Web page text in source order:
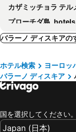
Hotel Villa Sirena -
ホテル レ クエルチェ テ
ホテル ジェンマ
Regina Isabella - Resort
Hotel San
カザミッチョラ テルメ, hotels
プローチダ島, hotels
ポッツオーリ, hotels
エルコラーノ, hotels
ピャーノ ディ ソッレント,
バーコリ, hotels
Sant' Angelo d'Ischia, hotels
メタ, hotels with
バラーノ ディスキアの
ホテル検索 ヨーロッ
バラーノ ディスキア
国を選択してください。